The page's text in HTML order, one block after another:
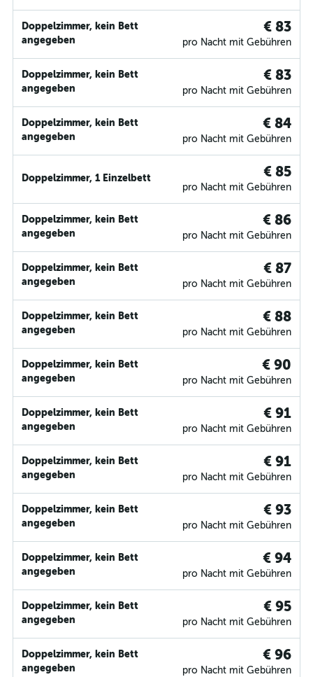
Doppelzimmer, kein Bett
angegeben
€ 83
pro Nacht mit Gebühren
Doppelzimmer, kein Bett
angegeben
€ 83
pro Nacht mit Gebühren
Doppelzimmer, kein Bett
angegeben
€ 84
pro Nacht mit Gebühren
Doppelzimmer, 1 Einzelbett € 85
pro Nacht mit Gebühren
Doppelzimmer, kein Bett
angegeben
€ 86
pro Nacht mit Gebühren
Doppelzimmer, kein Bett
angegeben
€ 87
pro Nacht mit Gebühren
Doppelzimmer, kein Bett
angegeben
€ 88
pro Nacht mit Gebühren
Doppelzimmer, kein Bett
angegeben
€ 90
pro Nacht mit Gebühren
Doppelzimmer, kein Bett
angegeben
€ 91
pro Nacht mit Gebühren
Doppelzimmer, kein Bett
angegeben
€ 91
pro Nacht mit Gebühren
Doppelzimmer, kein Bett
angegeben
€ 93
pro Nacht mit Gebühren
Doppelzimmer, kein Bett
angegeben
€ 94
pro Nacht mit Gebühren
Doppelzimmer, kein Bett
angegeben
€ 95
pro Nacht mit Gebühren
Doppelzimmer, kein Bett
angegeben
€ 96
pro Nacht mit Gebühren